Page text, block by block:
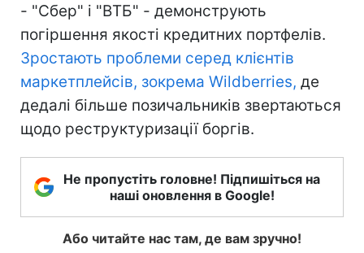
- "Сбер" і "ВТБ" - демонструють
погіршення якості кредитних портфелів.
Зростають проблеми серед клієнтів
маркетплейсів, зокрема Wildberries, де
дедалі більше позичальників звертаються
щодо реструктуризації боргів.
Не пропустіть головне! Підпишіться на
наші оновлення в Google!
Або читайте нас там, де вам зручно!